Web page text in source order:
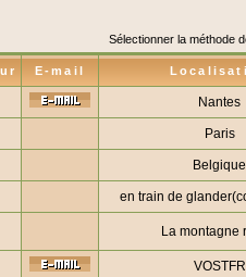
Sélectionner la méthode
E-mail
Nantes
Paris
Belgique
en train de
La montagne
VOSTFR